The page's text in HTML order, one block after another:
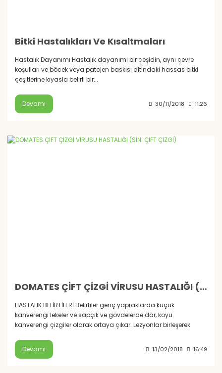
Bitki Hastalıkları Ve Kısaltmaları
Hastalık Dayanımı Hastalık dayanımı bir çeşidin, aynı çevre
koşulları ve böcek veya patojen baskısı altındaki hassas bitki
çeşitlerine kıyasla belirli bir...
Devamı 30/11/2018 11:26
DOMATES ÇİFT ÇİZGİ VİRUSU HASTALIĞI (SİN: ÇİFT ÇİZGİ)
HASTALIK BELİRTİLERİ Belirtiler genç yapraklarda küçük
kahverengi lekeler ve sapçık ve gövdelerde dar, koyu
kahverengi çizgiler olarak ortaya çıkar. Lezyonlar birleşerek
Devamı 13/02/2018 16:49